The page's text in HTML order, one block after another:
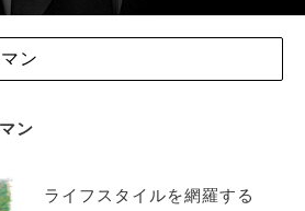
ン
ライフスタイルを網羅する